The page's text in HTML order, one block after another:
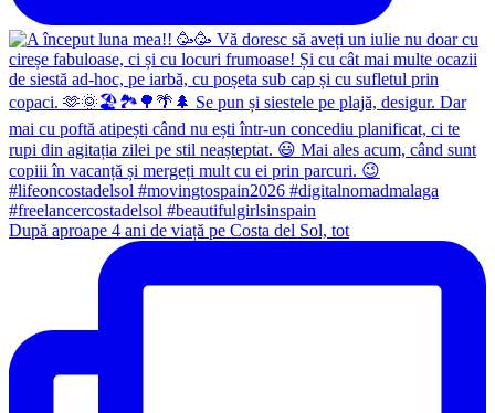
După aproape 4 ani de viață pe Costa del Sol, tot